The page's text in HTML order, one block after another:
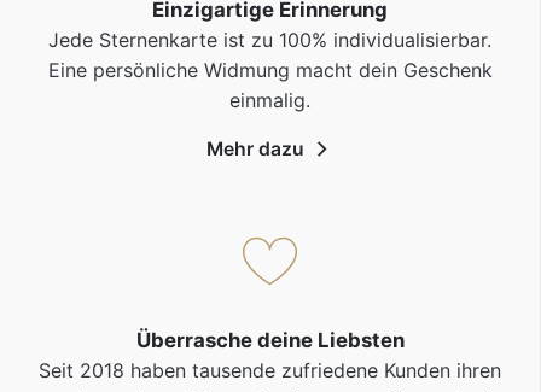
Einzigartige Erinnerung
Jede Sternenkarte ist zu 100% individualisierbar.
Eine persönliche Widmung macht dein Geschenk
einmalig.
Mehr dazu
Überrasche deine Liebsten
Seit 2018 haben tausende zufriedene Kunden ihren